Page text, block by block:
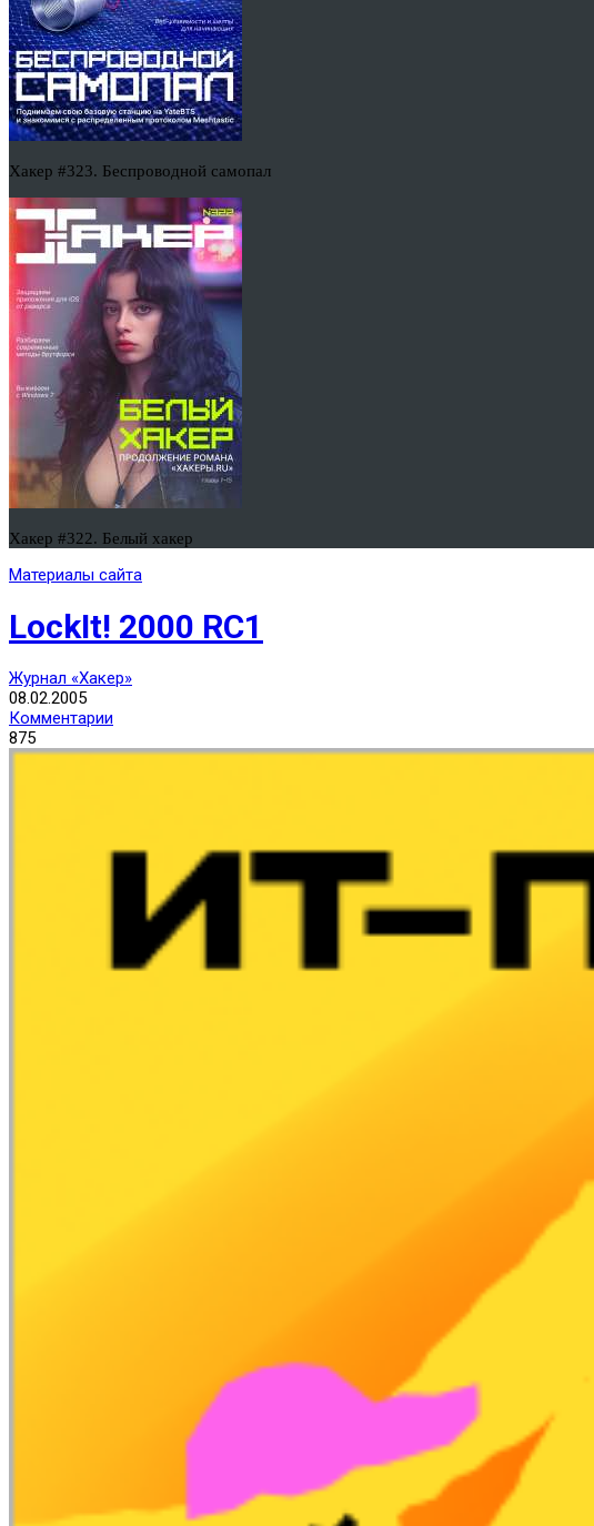
Хакер #323. Беспроводной самопал
Хакер #322. Белый хакер
Материалы сайта
LockIt! 2000 RC1
Журнал «Хакер»
08.02.2005
Комментарии
875